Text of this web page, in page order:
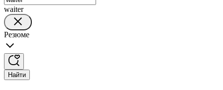
waiter
Резюме
Найти